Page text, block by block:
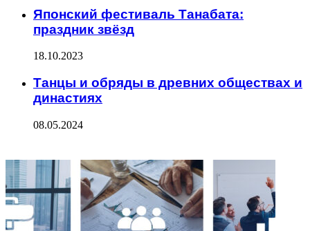
Японский фестиваль Танабата:
праздник звёзд
18.10.2023
Танцы и обряды в древних обществах и
династиях
08.05.2024